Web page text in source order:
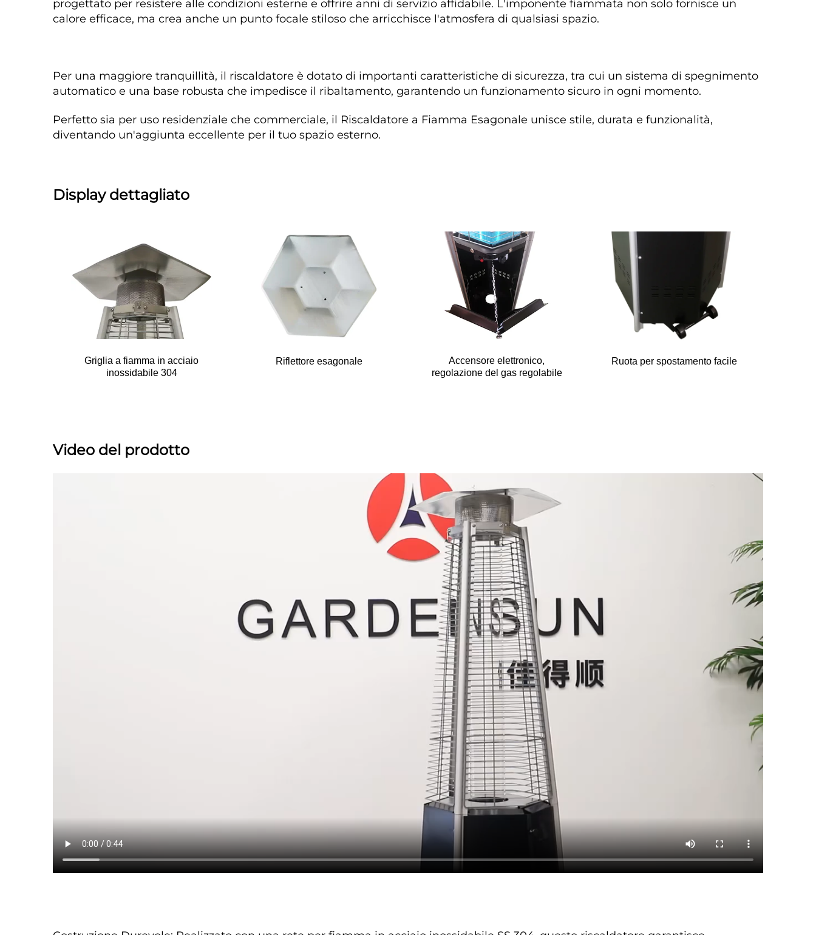
progettato per resistere alle condizioni esterne e offrire anni di servizio affidabile. L'imponente fiammata non solo fornisce un
calore efficace, ma crea anche un punto focale stiloso che arricchisce l'atmosfera di qualsiasi spazio.
Per una maggiore tranquillità, il riscaldatore è dotato di importanti caratteristiche di sicurezza, tra cui un sistema di spegnimento
automatico e una base robusta che impedisce il ribaltamento, garantendo un funzionamento sicuro in ogni momento.
Perfetto sia per uso residenziale che commerciale, il Riscaldatore a Fiamma Esagonale unisce stile, durata e funzionalità,
diventando un'aggiunta eccellente per il tuo spazio esterno.
Display dettagliato
Griglia a fiamma in acciaio
inossidabile 304
Riflettore esagonale
Accensore elettronico,
regolazione del gas regolabile
Ruota per spostamento facile
Video del prodotto